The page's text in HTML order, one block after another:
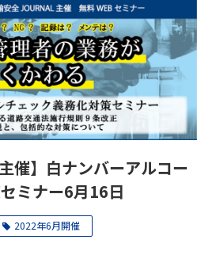
催】白ナンバーアルコー
ミナー6月16日
2022年6月開催